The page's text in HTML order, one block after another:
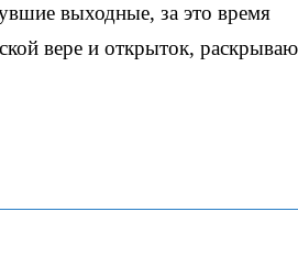
выходные, за это время
вере и открыток,